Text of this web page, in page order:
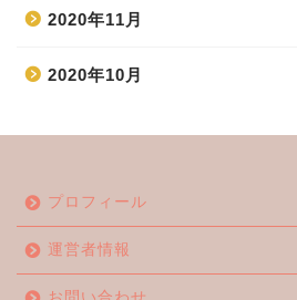
2020年11月
2020年10月
プロフィール
運営者情報